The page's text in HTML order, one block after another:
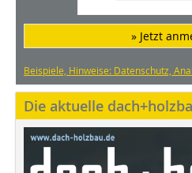
» Jetzt
Beispiele, Hinweise: Datenschutz,
Die aktuelle